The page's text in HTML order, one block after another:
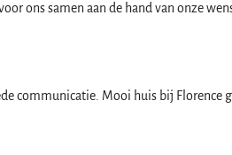
ons samen aan de hand van onze
communicatie. Mooi huis bij Florence